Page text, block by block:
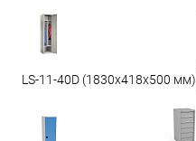
LS-11-40D (1830x418x500 мм)